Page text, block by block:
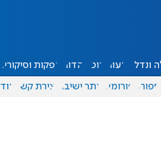
ונדל"ן דעות אוכל יהדות הפקות וסיקורים
ספורט פורומים אתר ישיבה יצירת קשר עוד